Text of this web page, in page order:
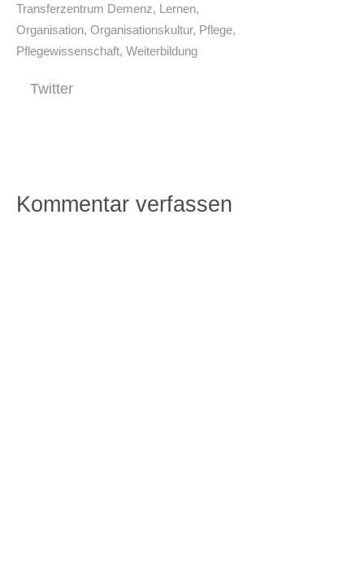
Transferzentrum Demenz, Lernen,
Organisation, Organisationskultur, Pflege,
Pflegewissenschaft, Weiterbildung
Twitter
Kommentar verfassen